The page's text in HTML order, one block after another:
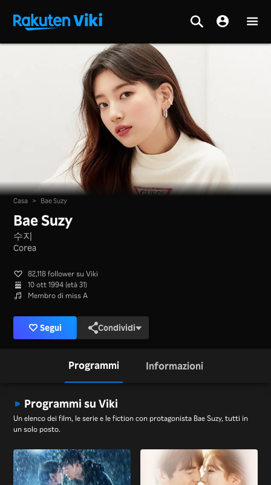
Casa > Bae Suzy
Bae Suzy
수지
Corea
82,118 follower su Viki
10 ott 1994 (età 31)
Membro di miss A
Segui Condividi
Programmi Informazioni
Programmi su Viki
Un elenco dei film, le serie e le fiction con protagonista Bae Suzy, tutti in
un solo posto.